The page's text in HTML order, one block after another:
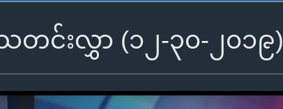
တင်းလွှာ (၁၂-၃၀-၂၀၁၉)